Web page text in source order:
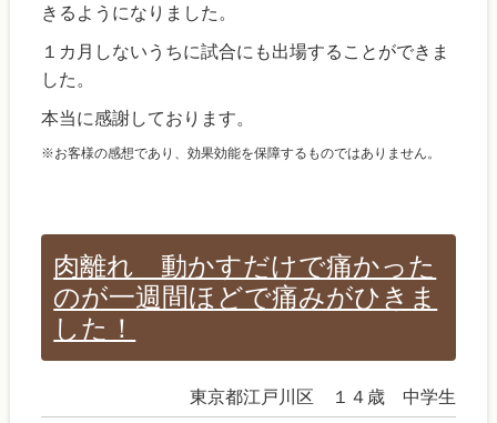
きるようになりました。
１カ月しないうちに試合にも出場することができま
した。
本当に感謝しております。
※お客様の感想であり、効果効能を保障するものではありません。
肉離れ 動かすだけで痛かった
のが一週間ほどで痛みがひきま
した！
東京都江戸川区 １４歳 中学生